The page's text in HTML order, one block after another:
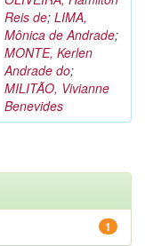
Reis de; LIMA,
Mônica de Andrade;
MONTE, Kerlen
Andrade do;
MILITÃO, Vivianne
Benevides
1